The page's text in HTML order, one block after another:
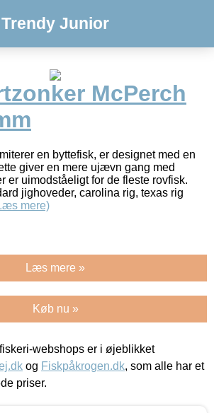
Trendy Junior
McPerch
en byttefisk, er designet med en
giver en mere ujævn gang med
er uimodståeligt for de fleste rovfisk.
jighoveder, carolina rig, texas rig
mere)
Læs mere »
Køb nu »
webshops er i øjeblikket
og Fiskpåkrogen.dk, som alle har et
priser.